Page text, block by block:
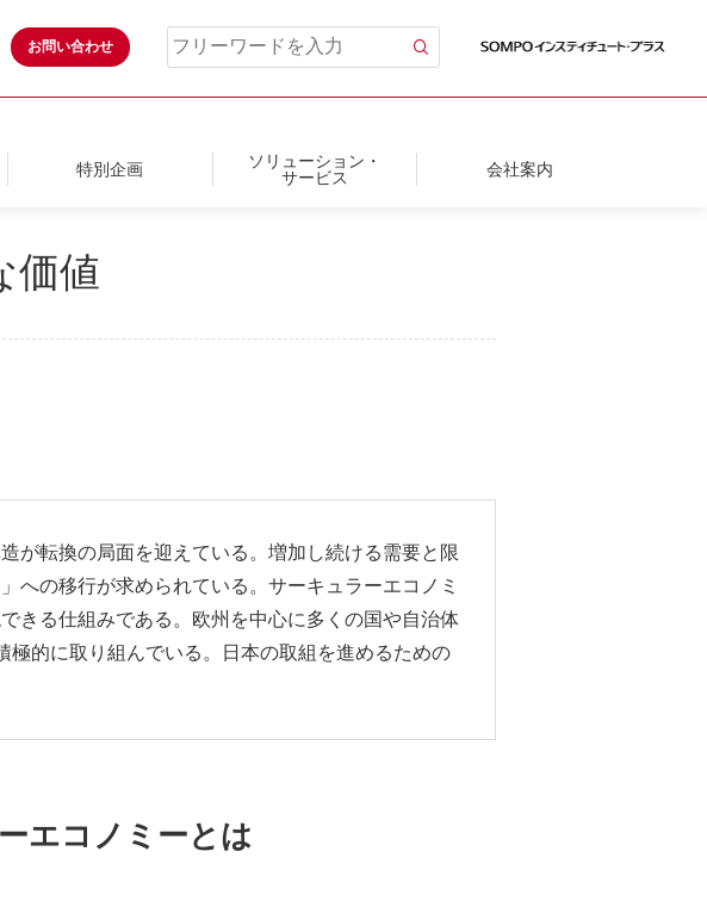
お問い合わせ
特別企画
ソリューション・
サービス
会社案内
価値
が転換の局面を迎えている。増加し続ける需要と限
への移行が求められている。サーキュラーエコノミ
きる仕組みである。欧州を中心に多くの国や自治体
的に取り組んでいる。日本の取組を進めるための
エコノミーとは